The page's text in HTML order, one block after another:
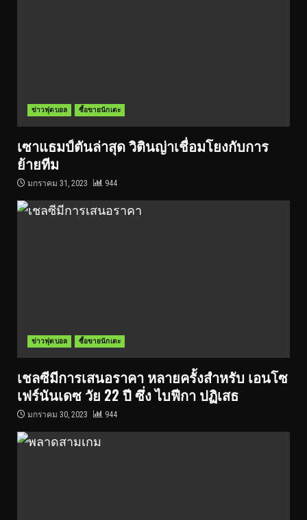
ข่าวฟุตบอล ซื้อขายนักเตะ
เซาแธมป์ตันล่าสุด วิตินญ่าเชื่อมโยงกับการ
ย้ายทีม
มกราคม 31, 2023 944
ข่าวฟุตบอล ซื้อขายนักเตะ
เชลซีมีการเสนอราคา หลายครั้งสำหรับ เอนโซ
เฟร์นันเดซ วัย 22 ปี ซึ่ง ไบฟีกา ปฏิเสธ
มกราคม 30, 2023 944